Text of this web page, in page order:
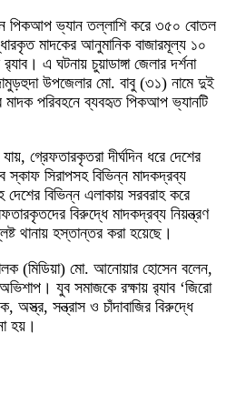
পিকআপ ভ্যান তল্লাশি করে ৩৫০ বোতল
মাদকের আনুমানিক বাজারমূল্য ১০
এ ঘটনায় চুয়াডাঙ্গা জেলার দর্শনা
উপজেলার মো. বাবু (৩১) নামে দুই
পরিবহনে ব্যবহৃত পিকআপ ভ্যানটি
যায়, গ্রেফতারকৃতরা দীর্ঘদিন ধরে দেশের
স্কাফ সিরাপসহ বিভিন্ন মাদকদ্রব্য
দেশের বিভিন্ন এলাকায় সরবরাহ করে
বিরুদ্ধে মাদকদ্রব্য নিয়ন্ত্রণ
থানায় হস্তান্তর করা হয়েছে।
(মিডিয়া) মো. আনোয়ার হোসেন বলেন,
যুব সমাজকে রক্ষায় র‌্যাব ‘জিরো
অস্ত্র, সন্ত্রাস ও চাঁদাবাজির বিরুদ্ধে
হয়।